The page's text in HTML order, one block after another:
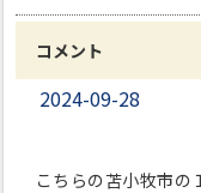
コメント
2024-09-28
こちらの苫小牧市の